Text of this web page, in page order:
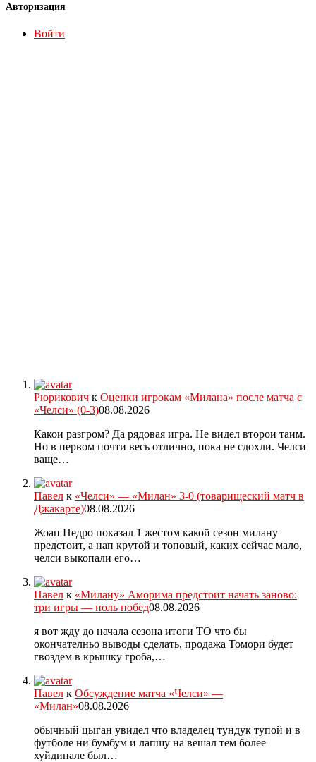
Авторизация
Войти
Рюрикович к Оценки игрокам «Милана» после матча с
«Челси» (0-3)08.08.2026
Какои разгром? Да рядовая игра. Не видел второи таим.
Но в первом почти весь отлично, пока не сдохли. Челси
ваще…
Павел к «Челси» — «Милан» 3-0 (товарищеский матч в
Джакарте)08.08.2026
Жоап Педро показал 1 жестом какой сезон милану
предстоит, а нап крутой и топовый, каких сейчас мало,
челси выкопали его…
Павел к «Милану» Аморима предстоит начать заново:
три игры — ноль побед08.08.2026
я вот жду до начала сезона итоги ТО что бы
окончателньо выводы сделать, продажа Томори будет
гвоздем в крышку гроба,…
Павел к Обсуждение матча «Челси» —
«Милан»08.08.2026
обычный цыган увидел что владелец тундук тупой и в
футболе ни бумбум и лапшу на вешал тем более
хуйдинале был…